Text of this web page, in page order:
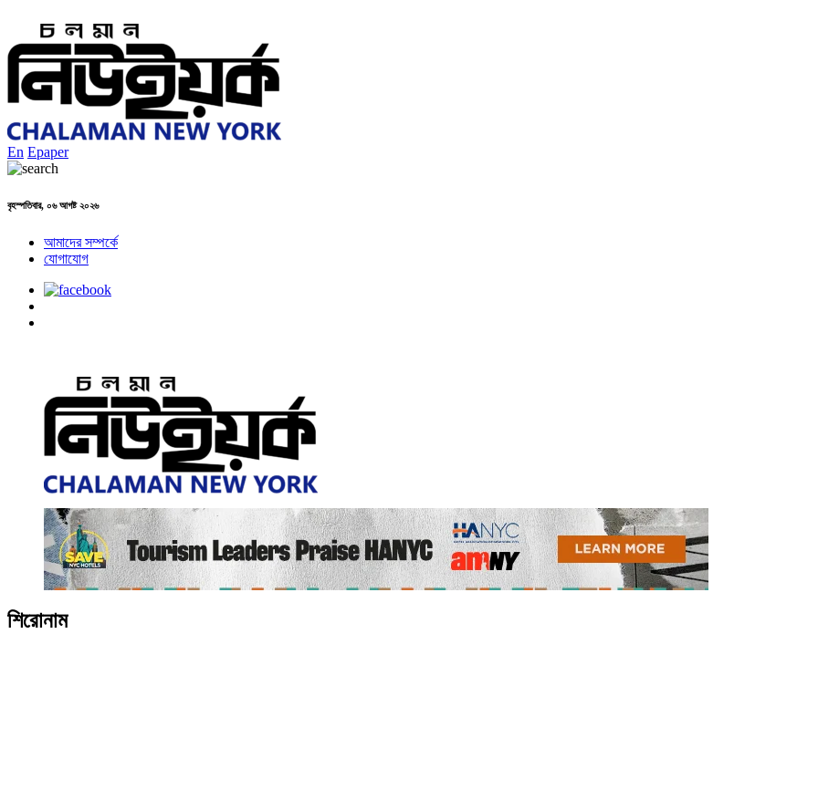
En Epaper
বৃহস্পতিবার, ০৬ আগষ্ট ২০২৬
আমাদের সম্পর্কে
যোগাযোগ
শিরোনাম